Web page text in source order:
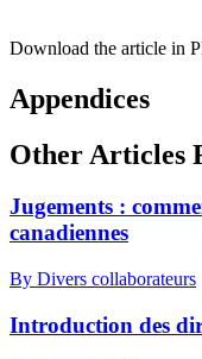
Download the article in
Appendices
Other Articles
Jugements :
canadiennes
By Divers collaborateurs
Introduction des